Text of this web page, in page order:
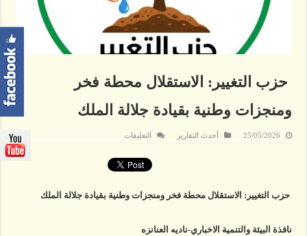
حزب التغيير: الاستقلال محطة فخر
ومنجزات وطنية بقيادة جلالة الملك
25/05/2026 أحدث التقارير التعليقات
الاستقلال
محطة
وطنية
حزب التغيير: الاستقلال محطة فخر ومنجزات وطنية بقيادة جلالة الملك
نافذة البيئة والتنمية الاخباري-ناديه العنانزه